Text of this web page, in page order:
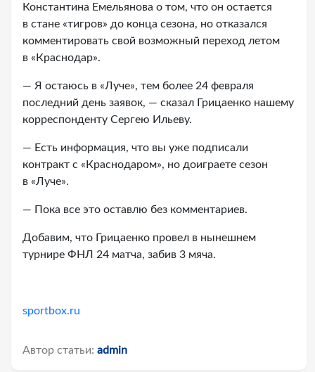
Константина Емельянова о том, что он остается
в стане «тигров» до конца сезона, но отказался
комментировать свой возможный переход летом
в «Краснодар».
— Я остаюсь в «Луче», тем более 24 февраля
последний день заявок, — сказал Грицаенко нашему
корреспонденту Сергею Ильеву.
— Есть информация, что вы уже подписали
контракт с «Краснодаром», но доиграете сезон
в «Луче».
— Пока все это оставлю без комментариев.
Добавим, что Грицаенко провел в нынешнем
турнире ФНЛ 24 матча, забив 3 мяча.
sportbox.ru
Автор статьи: admin